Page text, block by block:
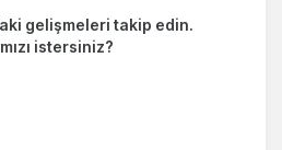
gelişmeleri takip edin.
istersiniz?